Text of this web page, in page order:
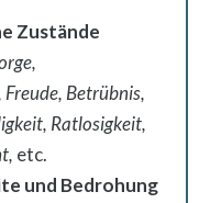
Zustände
Betrübnis,
Ratlosigkeit,
etc.
und Bedrohung